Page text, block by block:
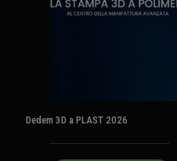
Dedem 3D a PLAST 2026